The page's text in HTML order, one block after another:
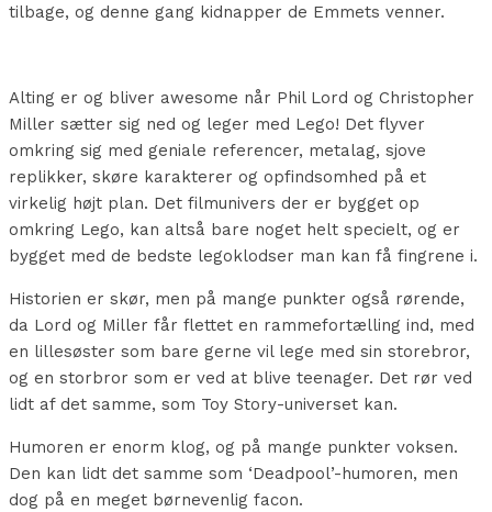
tilbage, og denne gang kidnapper de Emmets venner.
Alting er og bliver awesome når Phil Lord og Christopher
Miller sætter sig ned og leger med Lego! Det flyver
omkring sig med geniale referencer, metalag, sjove
replikker, skøre karakterer og opfindsomhed på et
virkelig højt plan. Det filmunivers der er bygget op
omkring Lego, kan altså bare noget helt specielt, og er
bygget med de bedste legoklodser man kan få fingrene i.
Historien er skør, men på mange punkter også rørende,
da Lord og Miller får flettet en rammefortælling ind, med
en lillesøster som bare gerne vil lege med sin storebror,
og en storbror som er ved at blive teenager. Det rør ved
lidt af det samme, som Toy Story-universet kan.
Humoren er enorm klog, og på mange punkter voksen.
Den kan lidt det samme som ‘Deadpool’-humoren, men
dog på en meget børnevenlig facon.